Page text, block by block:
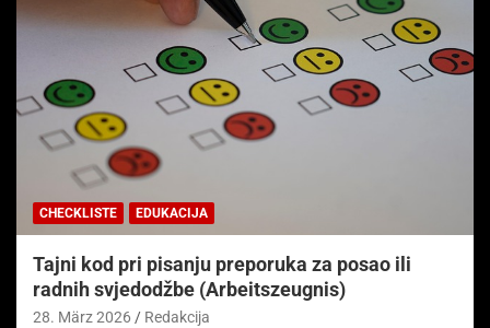
CHECKLISTE EDUKACIJA
Tajni kod pri pisanju preporuka za posao ili
radnih svjedodžbe (Arbeitszeugnis)
28. März 2026 Redakcija